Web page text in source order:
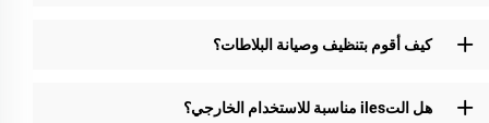
كيف أقوم بتنظيف وصيانة البلاطات؟
هل التiles مناسبة للاستخدام الخارجي؟